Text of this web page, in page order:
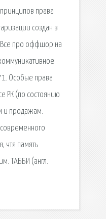
права
создан в
Все про оффшор на
Особые права
РК (по состоянию
и продажам.
чтя память
ТАББИ (англ.